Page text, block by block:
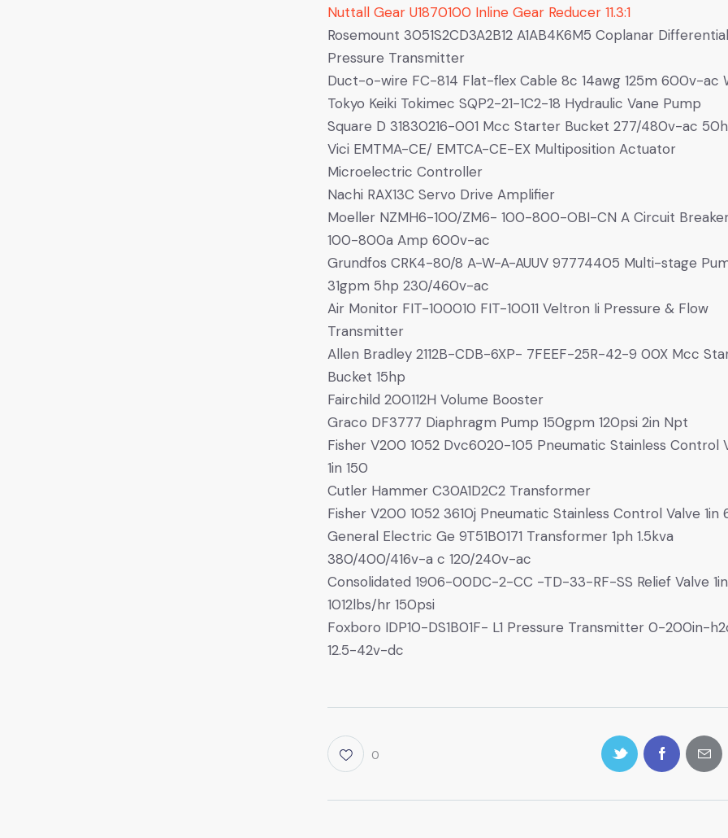
Nuttall Gear U1870100 Inline Gear Reducer 11.3:1
Rosemount 3051S2CD3A2B12 A1AB4K6M5 Coplanar Differential
Pressure Transmitter
Duct-o-wire FC-814 Flat-flex Cable 8c 14awg 125m 600v-ac
Tokyo Keiki Tokimec SQP2-21-1C2-18 Hydraulic Vane Pump
Square D 31830216-001 Mcc Starter Bucket 277/480v-ac
Vici EMTMA-CE/ EMTCA-CE-EX Multiposition Actuator
Microelectric Controller
Nachi RAX13C Servo Drive Amplifier
Moeller NZMH6-100/ZM6- 100-800-OBI-CN A Circuit
100-800a Amp 600v-ac
Grundfos CRK4-80/8 A-W-A-AUUV 97774405 Multi-stage
31gpm 5hp 230/460v-ac
Air Monitor FIT-100010 FIT-10011 Veltron Ii Pressure & Flow
Transmitter
Allen Bradley 2112B-CDB-6XP- 7FEEF-25R-42-9 00X Mcc
Bucket 15hp
Fairchild 200112H Volume Booster
Graco DF3777 Diaphragm Pump 150gpm 120psi 2in Npt
Fisher V200 1052 Dvc6020-105 Pneumatic Stainless Control
1in 150
Cutler Hammer C30A1D2C2 Transformer
Fisher V200 1052 3610j Pneumatic Stainless Control Valve 1in
General Electric Ge 9T51B0171 Transformer 1ph 1.5kva
380/400/416v-a c 120/240v-ac
Consolidated 1906-00DC-2-CC -TD-33-RF-SS Relief Valve
1012lbs/hr 150psi
Foxboro IDP10-DS1B01F- L1 Pressure Transmitter 0-200in-
12.5-42v-dc
0